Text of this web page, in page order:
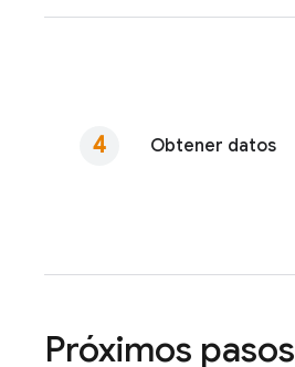
Obtener datos
Próximos pasos